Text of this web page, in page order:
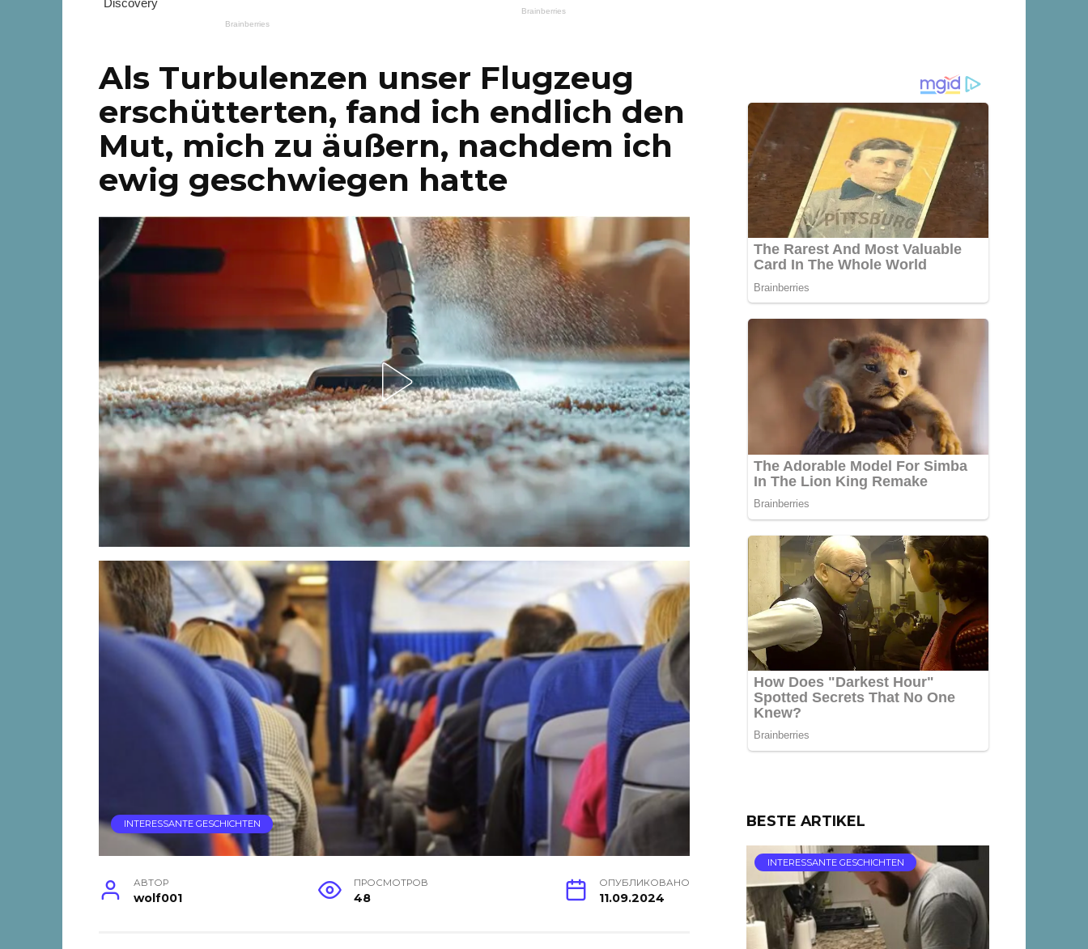
Als Turbulenzen unser Flugzeug
erschütterten, fand ich endlich den
Mut, mich zu äußern, nachdem ich
ewig geschwiegen hatte
INTERESSANTE GESCHICHTEN
АВТОР
wolf001
ПРОСМОТРОВ
48
ОПУБЛИКОВАНО
11.09.2024
BESTE ARTIKEL
INTERESSANTE GESCHICHTEN